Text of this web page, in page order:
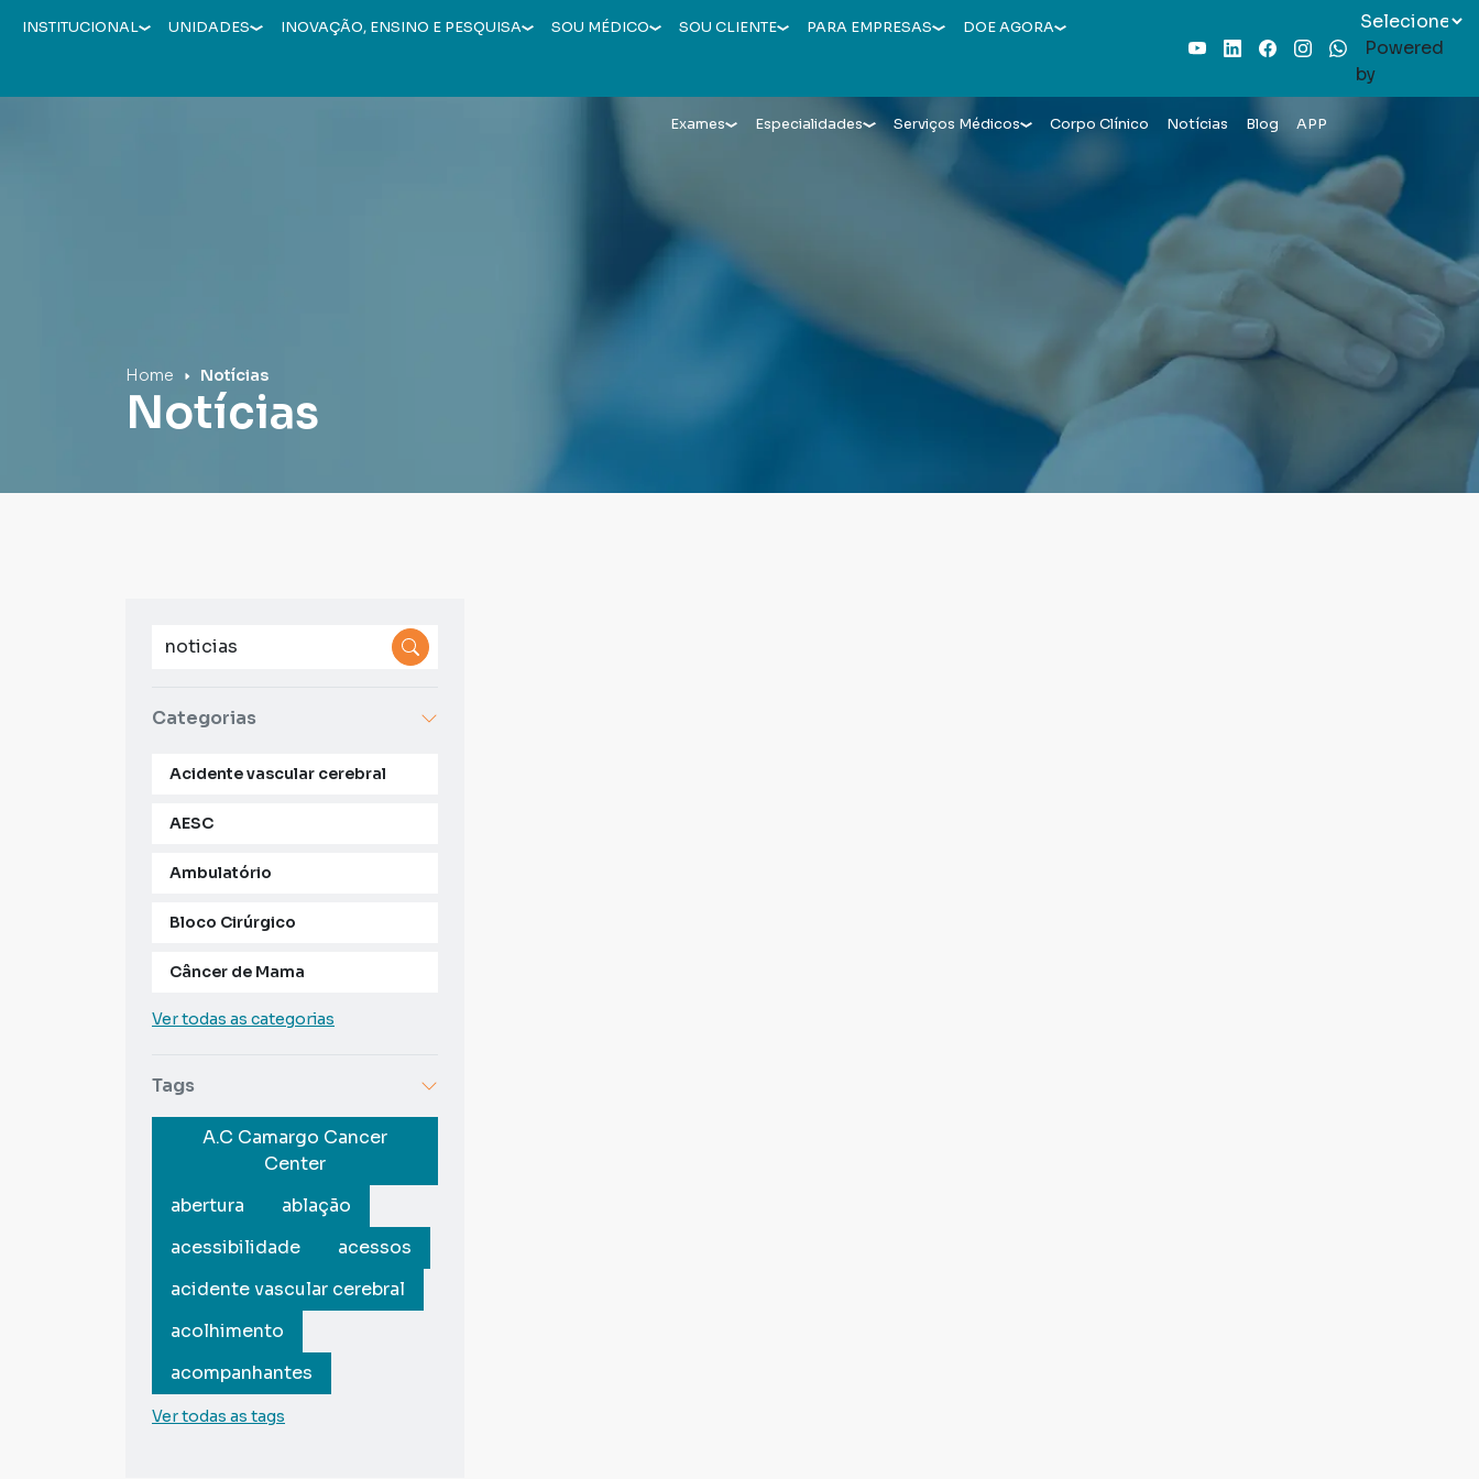
INSTITUCIONAL UNIDADES INOVAÇÃO, ENSINO E PESQUISA SOU MÉDICO SOU CLIENTE PARA EMPRESAS
DOE AGORA
YoutubeLinkedInFacebook
InstagramWhatsAppPowered
by
Exames Especialidades Serviços Médicos Corpo Clínico Notícias Blog APP
Home Notícias
Notícias
Categorias
Acidente vascular cerebral
AESC
Ambulatório
Bloco Cirúrgico
Câncer de Mama
Ver todas as categorias
Tags
A.C Camargo Cancer
Center
abertura
ablação
acessibilidade
acessos
acidente vascular cerebral
acolhimento
acompanhantes
Ver todas as tags